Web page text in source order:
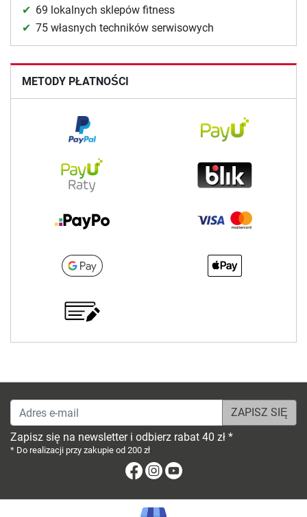
69 lokalnych sklepów fitness
75 własnych techników serwisowych
METODY PŁATNOŚCI
Adres e-mail
Zapisz się na newsletter i odbierz rabat 40 zł *
* Do realizacji przy zakupie od 200 zł
FacebookInstagram